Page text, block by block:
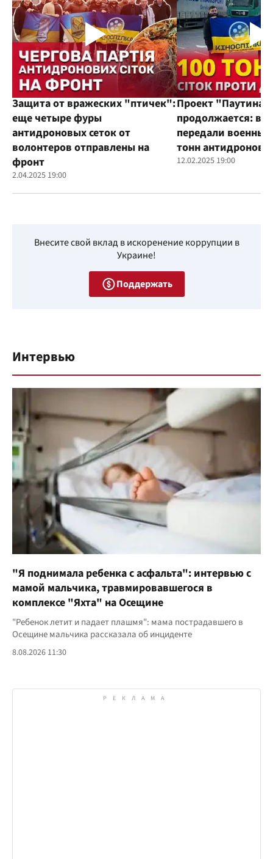
Защита от вражеских "птичек":
еще четыре фуры
антидроновых сеток от
волонтеров отправлены на
фронт
2.04.2025 19:00
Проект "Паутина"
продолжается:
передали
тонн
12.02.2025 19:00
Внесите свой вклад в искоренение коррупции в
Украине!
Поддержать
Интервью
"Я поднимала ребенка с асфальта": интервью с
мамой мальчика, травмировавшегося в
комплексе "Яхта" на Осещине
"Ребенок летит и падает плашмя": мама пострадавшего в
Осещине мальчика рассказала об инциденте
8.08.2026 11:30